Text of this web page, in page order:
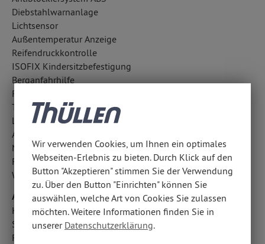
Diebstahlwarnanlage
Lichtsensor
Außentemperatur Anzeige
Reifendruckkontrolle
ISOFIX Kindersitzbefestigung
Berganfahrhilfe
Regensensor
Traktionskontrolle
LED-Tagfahrlicht
Aufmerksamkeitsassistent
Notrufsystem
Fahrlichtautomatik
Wegfahrsperre
Airbags
Kopfairbag vorn und hinten
Seitenairbag vorn
Fahrer- /Beifahrerairbag
Wir verwenden Cookies, um Ihnen ein optimales
Webseiten-Erlebnis zu bieten. Durch Klick auf den
Button "Akzeptieren" stimmen Sie der Verwendung
zu. Über den Button "Einrichten" können Sie
auswählen, welche Art von Cookies Sie zulassen
möchten. Weitere Informationen finden Sie in
unserer Datenschutzerklärung.